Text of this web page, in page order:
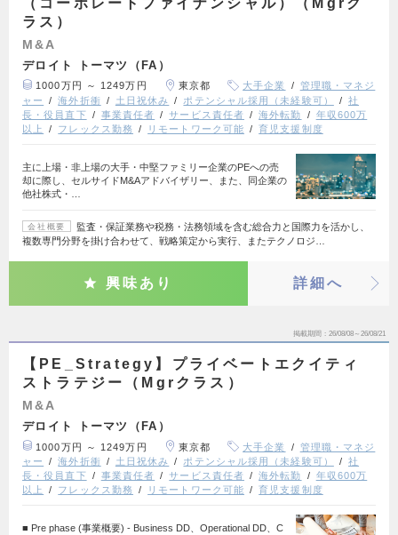
ラス）
M&A
デロイト トーマツ（FA）
1000万円 ～ 1249万円 東京都 大手企業
管理職・マネジ
ャー
海外折衝 土日祝休み ポテンシャル採用（未経験可）
社
長・役員直下
事業責任者 サービス責任者 海外転勤
年収600万
以上
フレックス勤務 リモートワーク可能 育児支援制度
主に上場・非上場の大手・中堅ファミリー企業のPEへの売
却に際し、セルサイドM&Aアドバイザリー、また、同企業の
他社株式・…
会社概要
監査・保証業務や税務・法務領域を含む総合力と国際力を活かし、
複数専門分野を掛け合わせて、戦略策定から実行、またテクノロジ…
興味あり 詳細へ
掲載期間 26/08/08～26/08/21
【PE_Strategy】プライベートエクイティ
ストラテジー（Mgrクラス）
M&A
デロイト トーマツ（FA）
1000万円 ～ 1249万円 東京都 大手企業
管理職・マネジ
ャー
海外折衝 土日祝休み ポテンシャル採用（未経験可）
社
長・役員直下
事業責任者 サービス責任者 海外転勤
年収600万
以上
フレックス勤務 リモートワーク可能 育児支援制度
■ Pre phase (事業概要) - Business DD、Operational DD、C